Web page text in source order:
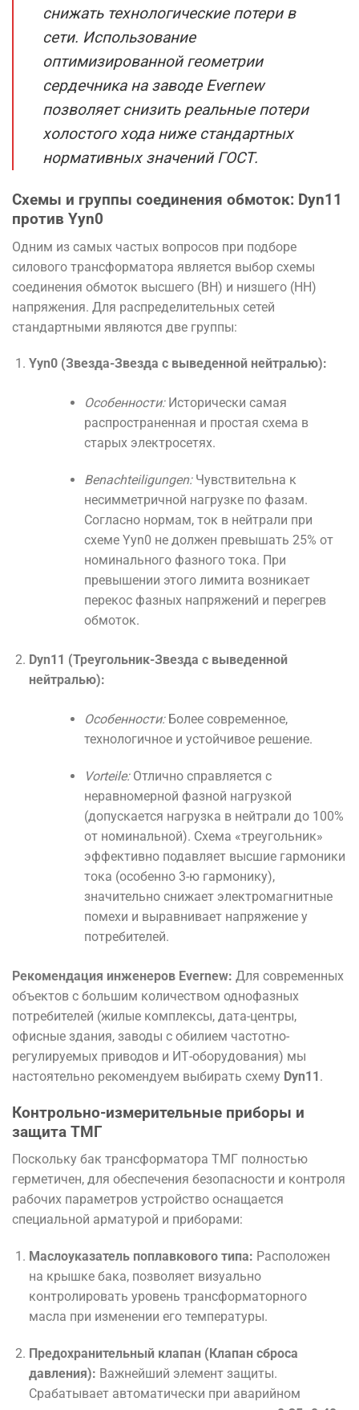
снижать технологические потери в
сети. Использование
оптимизированной геометрии
сердечника на заводе Evernew
позволяет снизить реальные потери
холостого хода ниже стандартных
нормативных значений ГОСТ.
Схемы и группы соединения обмоток: Dyn11
против Yyn0
Одним из самых частых вопросов при подборе
силового трансформатора является выбор схемы
соединения обмоток высшего (ВН) и низшего (НН)
напряжения. Для распределительных сетей
стандартными являются две группы:
Yyn0 (Звезда-Звезда с выведенной нейтралью):
Особенности:Исторически самая
распространенная и простая схема в
старых электросетях.
Benachteiligungen:Чувствительна к
несимметричной нагрузке по фазам.
Согласно нормам, ток в нейтрали при
схеме Yyn0 не должен превышать 25% от
номинального фазного тока. При
превышении этого лимита возникает
перекос фазных напряжений и перегрев
обмоток.
Dyn11 (Треугольник-Звезда с выведенной
нейтралью):
Особенности:Более современное,
технологичное и устойчивое решение.
Vorteile:Отлично справляется с
неравномерной фазной нагрузкой
(допускается нагрузка в нейтрали до 100%
от номинальной). Схема «треугольник»
эффективно подавляет высшие гармоники
тока (особенно 3-ю гармонику),
значительно снижает электромагнитные
помехи и выравнивает напряжение у
потребителей.
Рекомендация инженеров Evernew: Для современных
объектов с большим количеством однофазных
потребителей (жилые комплексы, дата-центры,
офисные здания, заводы с обилием частотно-
регулируемых приводов и ИТ-оборудования) мы
настоятельно рекомендуем выбирать схему Dyn11.
Контрольно-измерительные приборы и
защита ТМГ
Поскольку бак трансформатора ТМГ полностью
герметичен, для обеспечения безопасности и контроля
рабочих параметров устройство оснащается
специальной арматурой и приборами:
Маслоуказатель поплавкового типа: Расположен
на крышке бака, позволяет визуально
контролировать уровень трансформаторного
масла при изменении его температуры.
Предохранительный клапан (Клапан сброса
давления): Важнейший элемент защиты.
Срабатывает автоматически при аварийном